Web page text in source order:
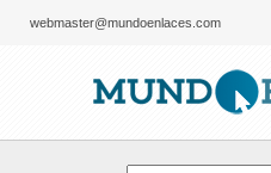
webmaster@mundoenlaces.com